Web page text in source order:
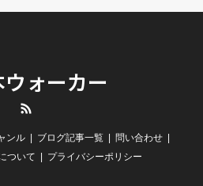
ォーカー
ンル ブログ記事一覧
問い合わせ
ついて プライバシーポリシー